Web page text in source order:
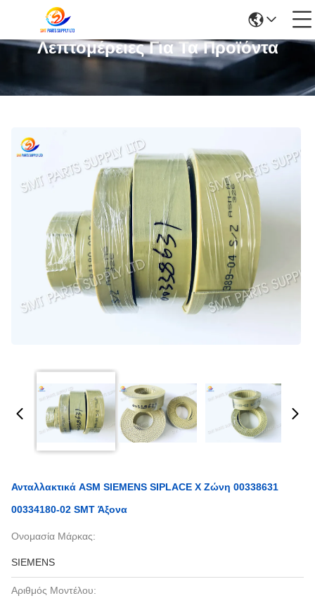
Λεπτομέρειες Για Τα Προϊόντα
Ανταλλακτικά ASM SIEMENS SIPLACE Χ Ζώνη 00338631
00334180-02 SMT Άξονα
Ονομασία Μάρκας:
SIEMENS
Αριθμός Μοντέλου: